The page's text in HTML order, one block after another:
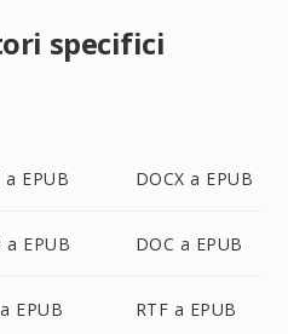
specifici
EPUB DOCX a EPUB
a EPUB DOC a EPUB
EPUB RTF a EPUB